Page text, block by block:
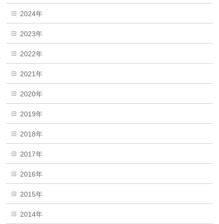
2024年
2023年
2022年
2021年
2020年
2019年
2018年
2017年
2016年
2015年
2014年